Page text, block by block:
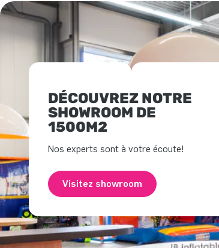
DÉCOUVREZ NOTRE
SHOWROOM DE
1500M2
Nos experts sont à votre écoute!
Visitez showroom